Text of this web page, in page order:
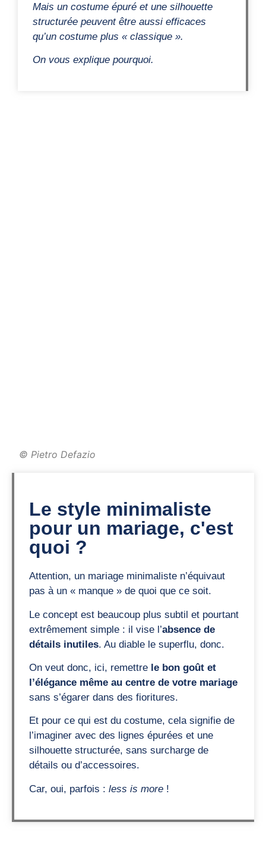
Mais un costume épuré et une silhouette
structurée peuvent être aussi efficaces
qu’un costume plus « classique ».
On vous explique pourquoi.
Le style minimaliste
pour un mariage, c'est
quoi ?
Attention, un mariage minimaliste n’équivaut
pas à un « manque » de quoi que ce soit.
Le concept est beaucoup plus subtil et pourtant
extrêmement simple : il vise l’absence de
détails inutiles. Au diable le superflu, donc.
On veut donc, ici, remettre le bon goût et
l’élégance même au centre de votre mariage
sans s’égarer dans des fioritures.
Et pour ce qui est du costume, cela signifie de
l’imaginer avec des lignes épurées et une
silhouette structurée, sans surcharge de
détails ou d’accessoires.
Car, oui, parfois : less is more !
© Pietro Defazio